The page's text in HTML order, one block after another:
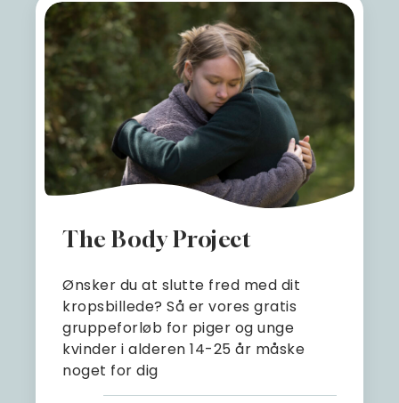
The Body Project
Ønsker du at slutte fred med dit
kropsbillede? Så er vores gratis
gruppeforløb for piger og unge
kvinder i alderen 14-25 år måske
noget for dig